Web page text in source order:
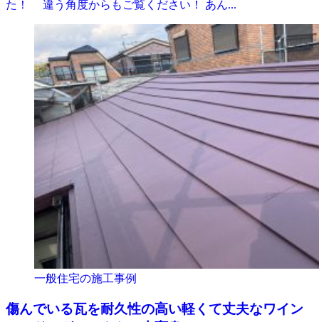
た！ 違う角度からもご覧ください！ あん...
一般住宅の施工事例
傷んでいる瓦を耐久性の高い軽くて丈夫なワイン